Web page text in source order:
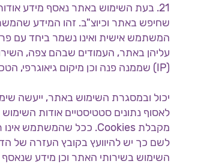
21. בעת השימוש באתר נאסף מידע
שחיפש באתר וכיוצ"ב. זהו המידע
המשתמש אישית ואינו נשמר ביחד עם
עליהן באתר, העמודים שבהם צפה,
(IP) שממנה פנה וכן מיקום גיאוגרפי, הטכנולוגיה שבה השתמש (חומרה ותוכנה) ומקור ההגעה שלך לאתר.
לאסוף נתונים סטטיסטיים אודות
לשם כך יש להיוועץ בקובץ העזרה של
השימוש בשירותי האתר וכן מידע שנאסף